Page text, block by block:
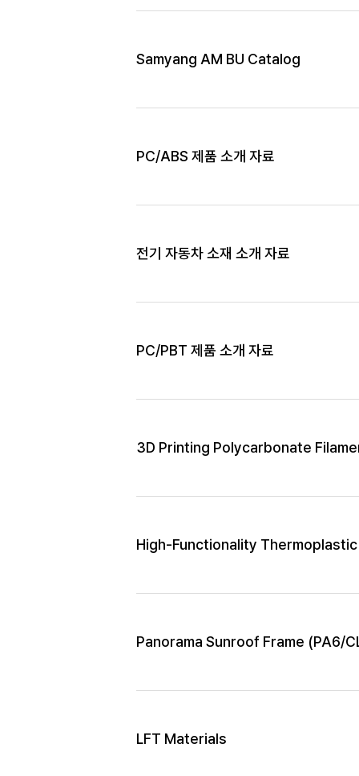
Samyang AM BU Catalog
PC/ABS 제품 소개 자료
전기 자동차 소재 소개 자료
PC/PBT 제품 소개 자료
3D Printing Polycarbonate
High-Functionality
Panorama Sunroof Frame (PA6/
LFT Materials